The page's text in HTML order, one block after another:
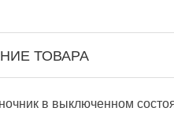
ТОВАРА
в выключенном